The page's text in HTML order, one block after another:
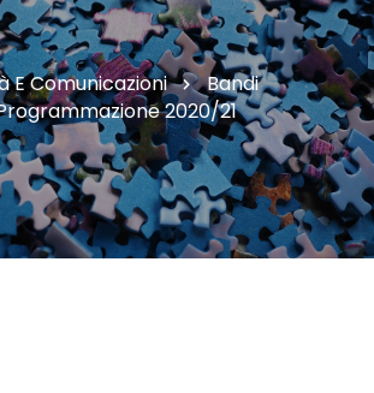
E Comunicazioni
Bandi
2020/21